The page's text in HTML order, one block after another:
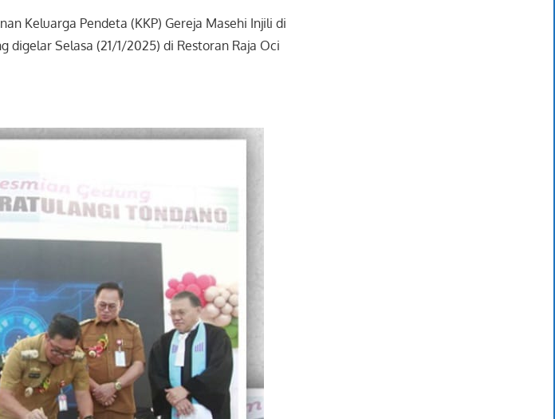
Keluarga Pendeta (KKP) Gereja Masehi Injili di
digelar Selasa (21/1/2025) di Restoran Raja Oci